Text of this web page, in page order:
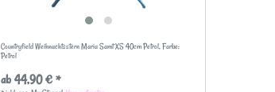
Countryfield Weihnachtsstern Maria Samt XS 40cm Petrol, Farbe:
Petrol
ab 44,90 € *